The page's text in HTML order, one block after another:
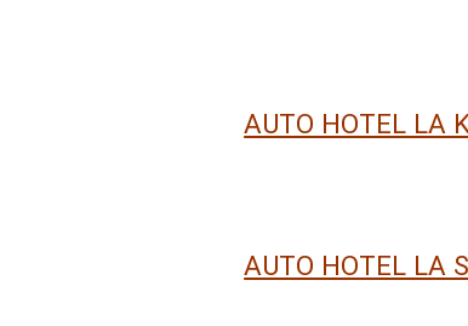
AUTO HOTEL LA
AUTO HOTEL LA